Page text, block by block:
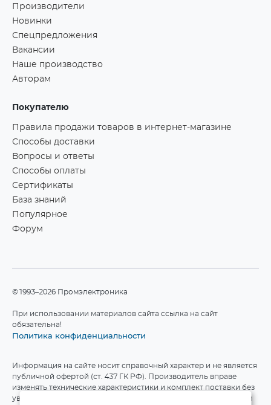
Производители
Новинки
Спецпредложения
Вакансии
Наше производство
Авторам
Покупателю
Правила продажи товаров в интернет-магазине
Способы доставки
Вопросы и ответы
Способы оплаты
Сертификаты
База знаний
Популярное
Форум
©1993–2026 Промэлектроника
При использовании материалов сайта ссылка на сайт
обязательна!
Политика конфиденциальности
Информация на сайте носит справочный характер и не является
публичной офертой (ст. 437 ГК РФ). Производитель вправе
изменять технические характеристики и комплект поставки без
уведомления. Актуальные данные приведены на официальном